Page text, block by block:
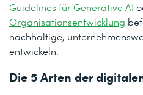
Guidelines für Generative AI
Organisationsentwicklung
nachhaltige,
entwickeln.
Die 5 Arten der